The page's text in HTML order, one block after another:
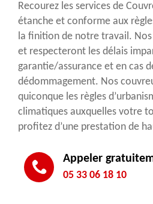
Recourez les services de
étanche et conforme aux
la finition de notre travail. Nos
et respecteront les délais
garantie/assurance et en cas
dédommagement. Nos
quiconque les règles
climatiques auxquelles votre
profitez d’une prestation de
Appeler
05 33 06 18 10